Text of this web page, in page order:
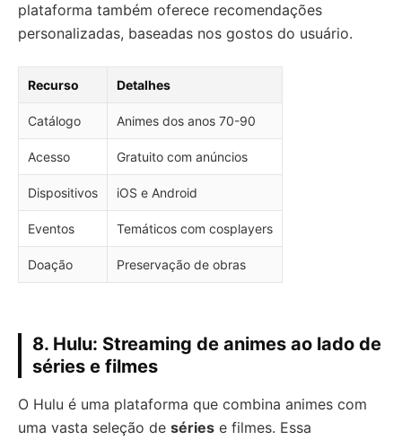
plataforma também oferece recomendações
personalizadas, baseadas nos gostos do usuário.
Recurso Detalhes
Catálogo Animes dos anos 70-90
Acesso Gratuito com anúncios
Dispositivos iOS e Android
Eventos Temáticos com cosplayers
Doação Preservação de obras
8. Hulu: Streaming de animes ao lado de
séries e filmes
O Hulu é uma plataforma que combina animes com
uma vasta seleção de séries e filmes. Essa